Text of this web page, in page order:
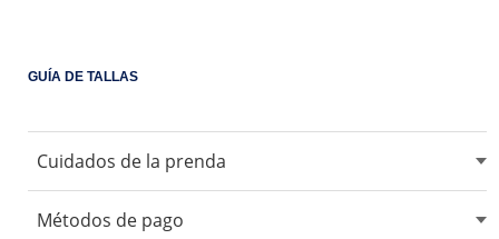
GUÍA DE TALLAS
Cuidados de la prenda
Métodos de pago